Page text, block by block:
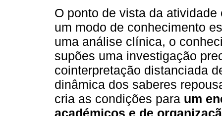
O ponto de vista da
um modo de conhecimento
uma análise clínica, o
supões uma investigação
cointerpretação distanciada
dinâmica dos saberes
cria as condições para um